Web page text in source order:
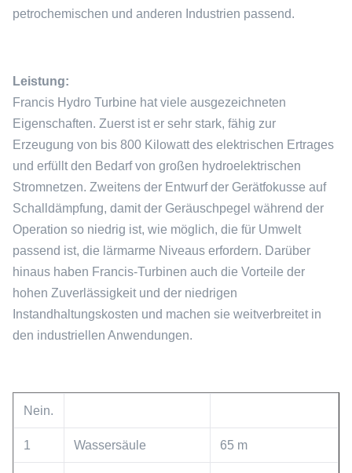
petrochemischen und anderen Industrien passend.
Leistung:
Francis Hydro Turbine hat viele ausgezeichneten
Eigenschaften. Zuerst ist er sehr stark, fähig zur
Erzeugung von bis 800 Kilowatt des elektrischen Ertrages
und erfüllt den Bedarf von großen hydroelektrischen
Stromnetzen. Zweitens der Entwurf der Gerätfokusse auf
Schalldämpfung, damit der Geräuschpegel während der
Operation so niedrig ist, wie möglich, die für Umwelt
passend ist, die lärmarme Niveaus erfordern. Darüber
hinaus haben Francis-Turbinen auch die Vorteile der
hohen Zuverlässigkeit und der niedrigen
Instandhaltungskosten und machen sie weitverbreitet in
den industriellen Anwendungen.
Nein.
1 Wassersäule 65 m